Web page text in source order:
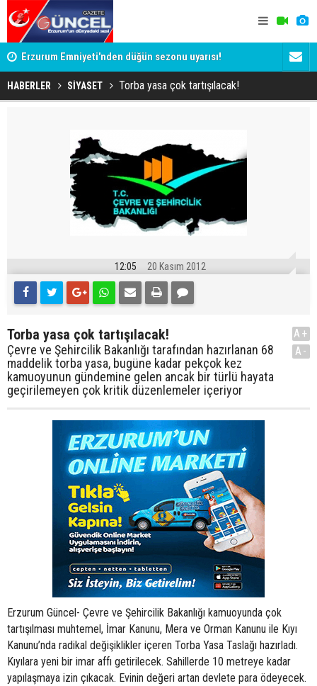
Erzurum Emniyeti'nden düğün sezonu uyarısı! Erzurum
HABERLER SİYASET Torba yasa çok tartışılacak!
12:05 20 Kasım 2012
Torba yasa çok tartışılacak!
Çevre ve Şehircilik Bakanlığı tarafından hazırlanan 68
maddelik torba yasa, bugüne kadar pekçok kez
kamuoyunun gündemine gelen ancak bir türlü hayata
geçirilemeyen çok kritik düzenlemeler içeriyor
A+
A-
Erzurum Güncel- Çevre ve Şehircilik Bakanlığı kamuoyunda çok
tartışılması muhtemel, İmar Kanunu, Mera ve Orman Kanunu ile Kıyı
Kanunu’nda radikal değişiklikler içeren Torba Yasa Taslağı hazırladı.
Kıyılara yeni bir imar affı getirilecek. Sahillerde 10 metreye kadar
yapılaşmaya izin çıkacak. Evinin değeri artan devlete para ödeyecek.